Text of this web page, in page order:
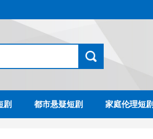
剧 都市悬疑短剧 家庭伦理短剧